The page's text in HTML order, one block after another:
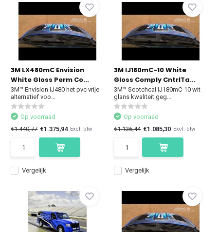
3M LX480mC Envision
White Gloss Perm Co...
3M™ Envision IJ480 het pvc vrije
alternatief voo...
Vergelijk
Op voorraad
€1.440,77 €1.375,94 Excl. btw
3M IJ180mC-10 White
Gloss Comply CntrlTa...
3M™ Scotchcal IJ180mC-10 wit
glans kwaliteit geg...
Vergelijk
Op voorraad
€1.136,44 €1.085,30 Excl. btw